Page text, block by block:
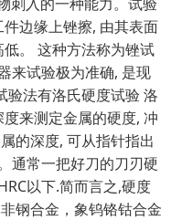
边缘上锉擦, 由其表面
。 这种方法称为锉试
来试验极为准确, 是现
验法有洛氏硬度试验 洛
来测定金属的硬度, 冲
的深度, 可从指针指出
通常一把好刀的刀刃硬
以下.简而言之,硬度
钢合金，象钨铬钴合金